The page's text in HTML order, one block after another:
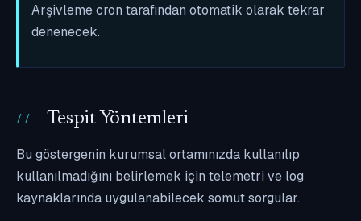
Arşivleme cron tarafından otomatik olarak tekrar
denenecek.
Tespit Yöntemleri
Bu göstergenin kurumsal ortamınızda kullanılıp
kullanılmadığını belirlemek için telemetri ve log
kaynaklarında uygulanabilecek somut sorgular.